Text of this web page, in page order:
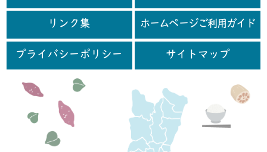
リンク集 ホームページご利用ガイド
プライバシーポリシー サイトマップ